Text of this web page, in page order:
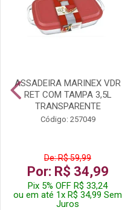
ASSADEIRA MARINEX VDR
RET COM TAMPA 3,5L
TRANSPARENTE
Código: 257049
De: R$ 59,99
Por: R$ 34,99
Pix 5% OFF R$ 33,24
ou em até 1x R$ 34,99 Sem
Juros